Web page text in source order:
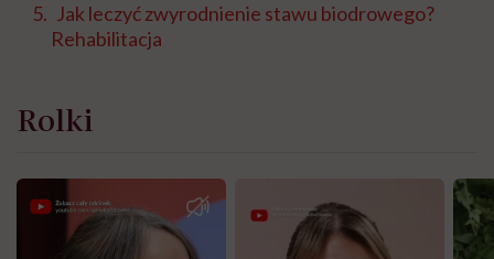
Jak leczyć zwyrodnienie stawu biodrowego?
Rehabilitacja
Rolki